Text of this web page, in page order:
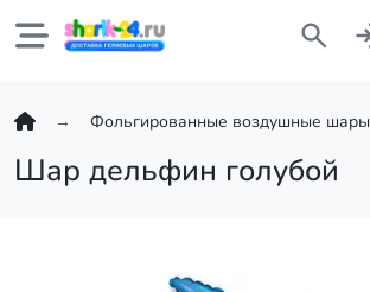
Фольгированные воздушные шары
Шар дельфин голубой